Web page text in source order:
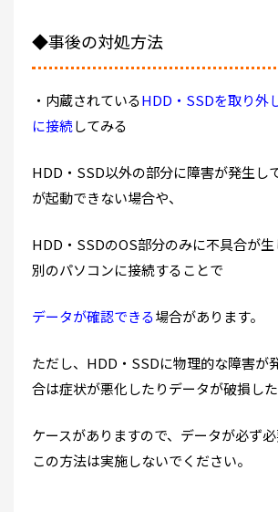
◆事後の対処方法
・内蔵されているHDD・SSDを取り外
に接続してみる
HDD・SSD以外の部分に障害が発生し
が起動できない場合や、
HDD・SSDのOS部分のみに不具合が
別のパソコンに接続することで
データが確認できる場合があります。
ただし、HDD・SSDに物理的な障害が
合は症状が悪化したりデータが破損し
ケースがありますので、データが必ず
この方法は実施しないでください。